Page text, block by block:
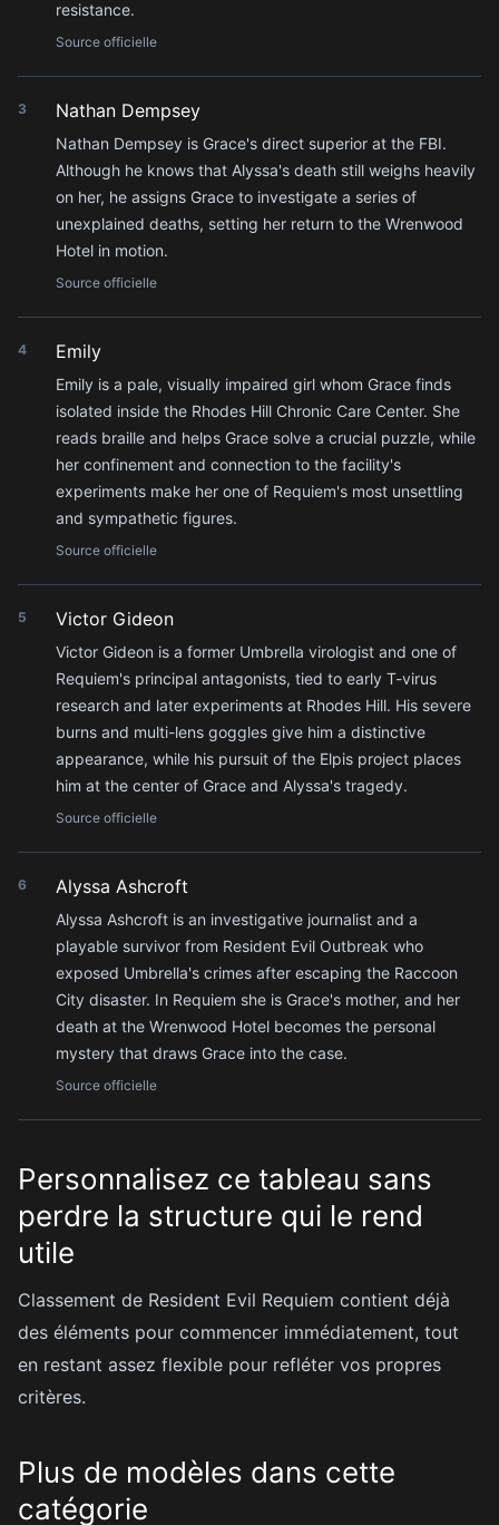
resistance.
Source officielle
3 Nathan Dempsey
Nathan Dempsey is Grace's direct superior at the FBI.
Although he knows that Alyssa's death still weighs heavily
on her, he assigns Grace to investigate a series of
unexplained deaths, setting her return to the Wrenwood
Hotel in motion.
Source officielle
4 Emily
Emily is a pale, visually impaired girl whom Grace finds
isolated inside the Rhodes Hill Chronic Care Center. She
reads braille and helps Grace solve a crucial puzzle, while
her confinement and connection to the facility's
experiments make her one of Requiem's most unsettling
and sympathetic figures.
Source officielle
5 Victor Gideon
Victor Gideon is a former Umbrella virologist and one of
Requiem's principal antagonists, tied to early T-virus
research and later experiments at Rhodes Hill. His severe
burns and multi-lens goggles give him a distinctive
appearance, while his pursuit of the Elpis project places
him at the center of Grace and Alyssa's tragedy.
Source officielle
6 Alyssa Ashcroft
Alyssa Ashcroft is an investigative journalist and a
playable survivor from Resident Evil Outbreak who
exposed Umbrella's crimes after escaping the Raccoon
City disaster. In Requiem she is Grace's mother, and her
death at the Wrenwood Hotel becomes the personal
mystery that draws Grace into the case.
Source officielle
Personnalisez ce tableau sans
perdre la structure qui le rend
utile
Classement de Resident Evil Requiem contient déjà
des éléments pour commencer immédiatement, tout
en restant assez flexible pour refléter vos propres
critères.
Plus de modèles dans cette
catégorie